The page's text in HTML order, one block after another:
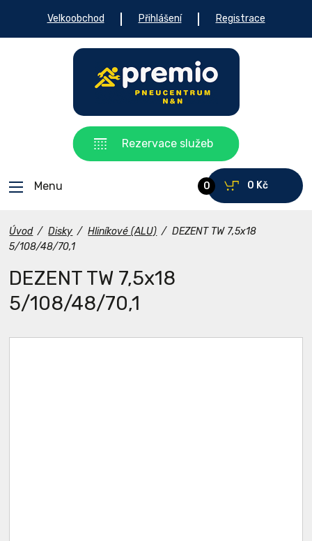
Velkoobchod Přihlášení Registrace
0 0 Kč
Menu
Rezervace služeb
Úvod / Disky / Hliníkové (ALU) / DEZENT TW 7,5x18
5/108/48/70,1
DEZENT TW 7,5x18
5/108/48/70,1